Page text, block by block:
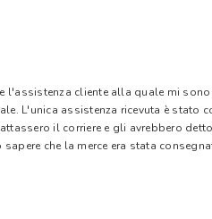
l'assistenza cliente alla quale mi
L'unica assistenza ricevuta è stato
il corriere e gli avrebbero
che la merce era stata